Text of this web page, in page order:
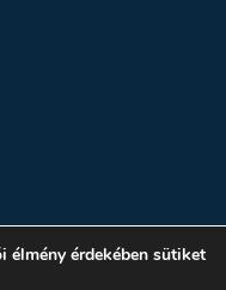
érdekében sütiket